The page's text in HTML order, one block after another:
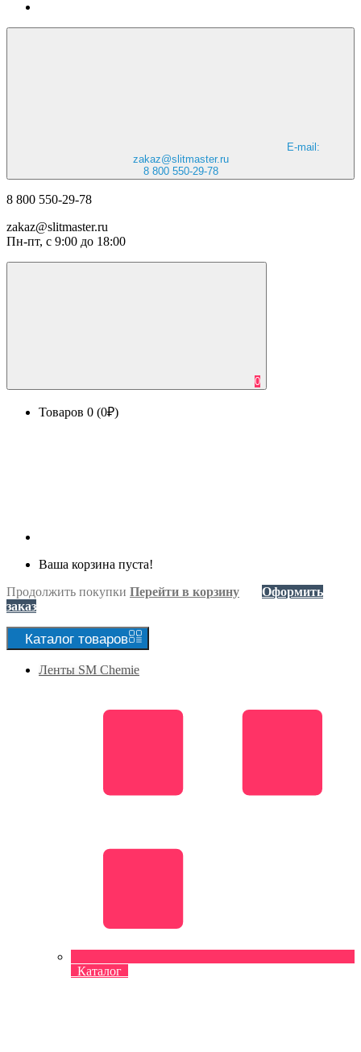
E-mail:
zakaz@slitmaster.ru
8 800 550-29-78
8 800 550-29-78
zakaz@slitmaster.ru
Пн-пт, с 9:00 до 18:00
0
Товаров 0 (0₽)
Ваша корзина пуста!
Продолжить покупки Перейти в корзину
Оформить
заказ
Каталог товаров
Ленты SM Chemie
Каталог